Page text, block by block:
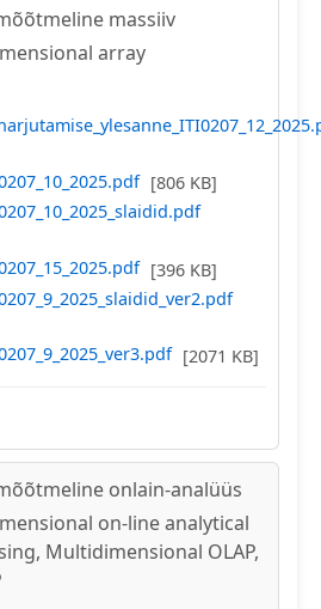
massiiv
array
[806 KB]
[396 KB]
[2071 KB]
onlain-analüüs
on-line analytical
Multidimensional OLAP,